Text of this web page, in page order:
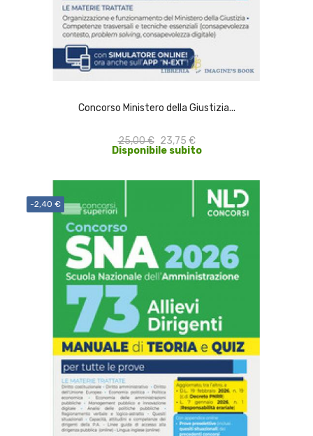
Concorso Ministero della Giustizia...
25,00 € 23,75 €
Disponibile subito
-2,40 €